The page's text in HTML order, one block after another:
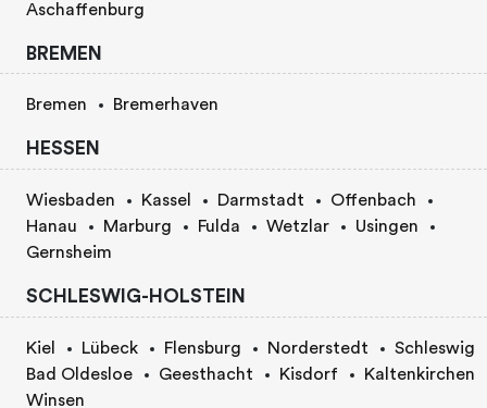
Aschaffenburg
BREMEN
Bremen Bremerhaven
HESSEN
Wiesbaden Kassel Darmstadt
Offenbach
Hanau
Marburg Fulda Wetzlar
Usingen
Gernsheim
SCHLESWIG-HOLSTEIN
Kiel Lübeck Flensburg Norderstedt
Schleswig
Bad Oldesloe
Geesthacht Kisdorf
Kaltenkirchen
Winsen